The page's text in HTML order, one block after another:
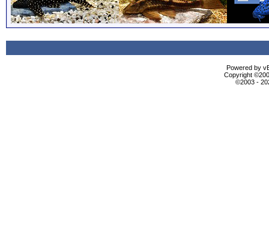
Powered by
Copyright
©2003 -